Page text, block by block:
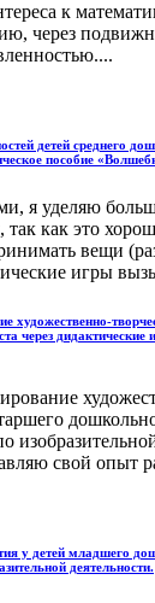
к
через
детей среднего
пособие
я уделяю
как это
вещи
игры
через дидактические
свой опыт
у детей младшего
деятельности.